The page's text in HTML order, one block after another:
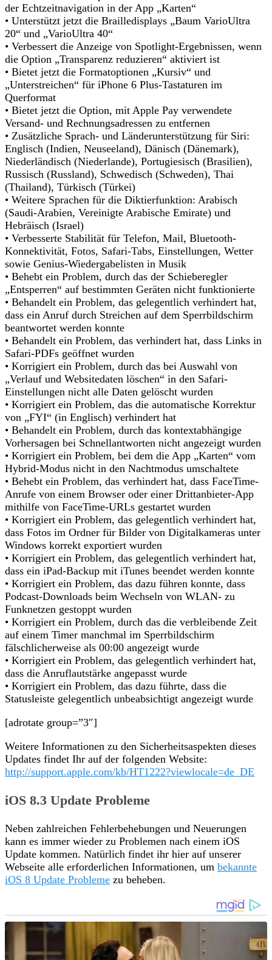
der Echtzeitnavigation in der App „Karten“
• Unterstützt jetzt die Brailledisplays „Baum VarioUltra
20“ und „VarioUltra 40“
• Verbessert die Anzeige von Spotlight-Ergebnissen, wenn
die Option „Transparenz reduzieren“ aktiviert ist
• Bietet jetzt die Formatoptionen „Kursiv“ und
„Unterstreichen“ für iPhone 6 Plus-Tastaturen im
Querformat
• Bietet jetzt die Option, mit Apple Pay verwendete
Versand- und Rechnungsadressen zu entfernen
• Zusätzliche Sprach- und Länderunterstützung für Siri:
Englisch (Indien, Neuseeland), Dänisch (Dänemark),
Niederländisch (Niederlande), Portugiesisch (Brasilien),
Russisch (Russland), Schwedisch (Schweden), Thai
(Thailand), Türkisch (Türkei)
• Weitere Sprachen für die Diktierfunktion: Arabisch
(Saudi-Arabien, Vereinigte Arabische Emirate) und
Hebräisch (Israel)
• Verbesserte Stabilität für Telefon, Mail, Bluetooth-
Konnektivität, Fotos, Safari-Tabs, Einstellungen, Wetter
sowie Genius-Wiedergabelisten in Musik
• Behebt ein Problem, durch das der Schieberegler
„Entsperren“ auf bestimmten Geräten nicht funktionierte
• Behandelt ein Problem, das gelegentlich verhindert hat,
dass ein Anruf durch Streichen auf dem Sperrbildschirm
beantwortet werden konnte
• Behandelt ein Problem, das verhindert hat, dass Links in
Safari-PDFs geöffnet wurden
• Korrigiert ein Problem, durch das bei Auswahl von
„Verlauf und Websitedaten löschen“ in den Safari-
Einstellungen nicht alle Daten gelöscht wurden
• Korrigiert ein Problem, das die automatische Korrektur
von „FYI“ (in Englisch) verhindert hat
• Behandelt ein Problem, durch das kontextabhängige
Vorhersagen bei Schnellantworten nicht angezeigt wurden
• Korrigiert ein Problem, bei dem die App „Karten“ vom
Hybrid-Modus nicht in den Nachtmodus umschaltete
• Behebt ein Problem, das verhindert hat, dass FaceTime-
Anrufe von einem Browser oder einer Drittanbieter-App
mithilfe von FaceTime-URLs gestartet wurden
• Korrigiert ein Problem, das gelegentlich verhindert hat,
dass Fotos im Ordner für Bilder von Digitalkameras unter
Windows korrekt exportiert wurden
• Korrigiert ein Problem, das gelegentlich verhindert hat,
dass ein iPad-Backup mit iTunes beendet werden konnte
• Korrigiert ein Problem, das dazu führen konnte, dass
Podcast-Downloads beim Wechseln von WLAN- zu
Funknetzen gestoppt wurden
• Korrigiert ein Problem, durch das die verbleibende Zeit
auf einem Timer manchmal im Sperrbildschirm
fälschlicherweise als 00:00 angezeigt wurde
• Korrigiert ein Problem, das gelegentlich verhindert hat,
dass die Anruflautstärke angepasst wurde
• Korrigiert ein Problem, das dazu führte, dass die
Statusleiste gelegentlich unbeabsichtigt angezeigt wurde
[adrotate group=”3″]
Weitere Informationen zu den Sicherheitsaspekten dieses
Updates findet Ihr auf der folgenden Website:
http://support.apple.com/kb/HT1222?viewlocale=de_DE
iOS 8.3 Update Probleme
Neben zahlreichen Fehlerbehebungen und Neuerungen
kann es immer wieder zu Problemen nach einem iOS
Update kommen. Natürlich findet ihr hier auf unserer
Webseite alle erforderlichen Informationen, um bekannte
iOS 8 Update Probleme zu beheben.